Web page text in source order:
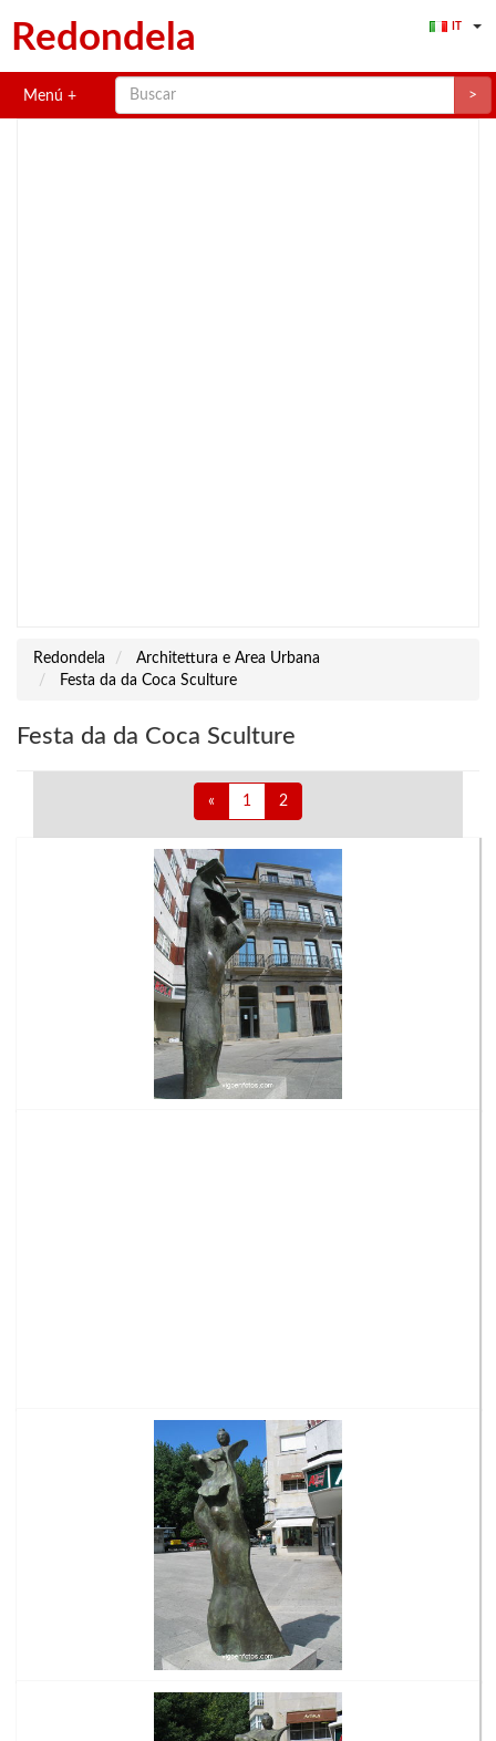
Redondela
Menú >
Redondela
Architettura e Area Urbana
Festa da da Coca Sculture
Festa da da Coca Sculture
« 1 2